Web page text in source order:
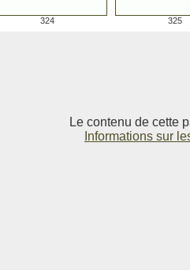
324 325
Le contenu de cette
Informations sur